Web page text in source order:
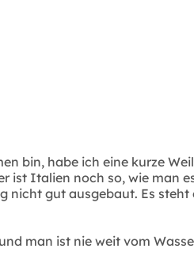
bin, habe ich eine kurze
ist Italien noch so, wie man
gut ausgebaut. Es
man ist nie weit vom